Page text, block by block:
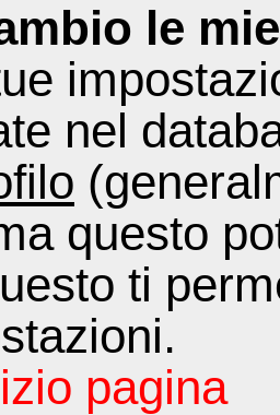
le
nel
questo
ti
pagina